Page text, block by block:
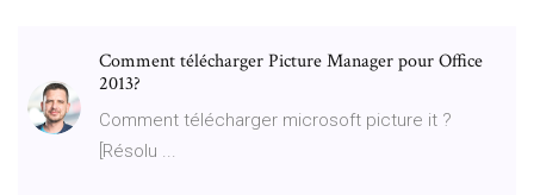
Comment télécharger Picture Manager pour Office
2013?
Comment télécharger microsoft picture it ?
[Résolu ...